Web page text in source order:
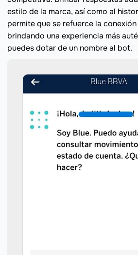
estilo de la marca, así como al
permite que se refuerce la
brindando una experiencia más
puedes dotar de un nombre al bot.